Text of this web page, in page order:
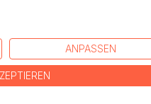
BEI
ANPASSEN